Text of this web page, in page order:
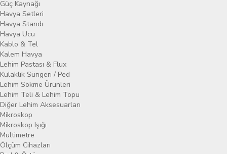
Güç Kaynağı
Havya Setleri
Havya Standı
Havya Ucu
Kablo & Tel
Kalem Havya
Lehim Pastası & Flux
Kulaklık Süngeri / Ped
Lehim Sökme Ürünleri
Lehim Teli & Lehim Topu
Diğer Lehim Aksesuarları
Mikroskop
Mikroskop Işığı
Multimetre
Ölçüm Cihazları